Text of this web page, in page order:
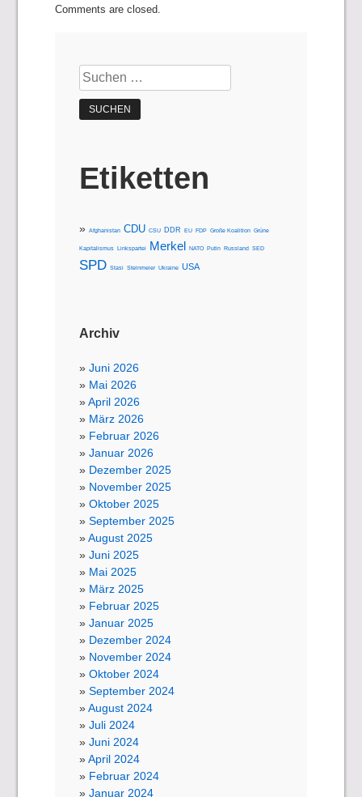
Comments are closed.
Suchen
nach:
Etiketten
Afghanistan CDU CSU DDR EU FDP Große Koalition Grüne
Kapitalismus Linkspartei Merkel NATO Putin Russland SED
SPD Stasi Steinmeier Ukraine USA
Archiv
Juni 2026
Mai 2026
April 2026
März 2026
Februar 2026
Januar 2026
Dezember 2025
November 2025
Oktober 2025
September 2025
August 2025
Juni 2025
Mai 2025
März 2025
Februar 2025
Januar 2025
Dezember 2024
November 2024
Oktober 2024
September 2024
August 2024
Juli 2024
Juni 2024
April 2024
Februar 2024
Januar 2024